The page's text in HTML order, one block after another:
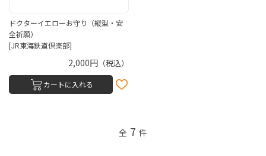
ドクターイエローお守り（縦型・安
全祈願）
[JR東海鉄道倶楽部]
2,000円（税込）
カートに入れる
全 7 件